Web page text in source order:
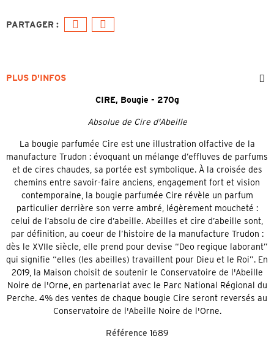
PLUS D'INFOS
CIRE, Bougie - 270g
Absolue de Cire d'Abeille
La bougie parfumée Cire est une illustration olfactive de la
manufacture Trudon : évoquant un mélange d’effluves de parfums
et de cires chaudes, sa portée est symbolique. À la croisée des
chemins entre savoir-faire anciens, engagement fort et vision
contemporaine, la bougie parfumée Cire révèle un parfum
particulier derrière son verre ambré, légèrement moucheté :
celui de l’absolu de cire d’abeille. Abeilles et cire d’abeille sont,
par définition, au coeur de l’histoire de la manufacture Trudon :
dès le XVIIe siècle, elle prend pour devise “Deo regique laborant”
qui signifie “elles (les abeilles) travaillent pour Dieu et le Roi”. En
2019, la Maison choisit de soutenir le Conservatoire de l'Abeille
Noire de l'Orne, en partenariat avec le Parc National Régional du
Perche. 4% des ventes de chaque bougie Cire seront reversés au
Conservatoire de l'Abeille Noire de l'Orne.
Référence 1689